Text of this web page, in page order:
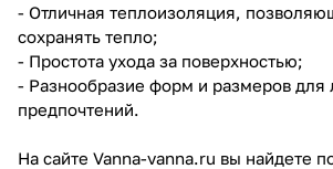
- Отличная теплоизоляция,
сохранять тепло;
- Простота ухода за поверхностью;
- Разнообразие форм и размеров
предпочтений.
На сайте Vanna-vanna.ru вы найдете